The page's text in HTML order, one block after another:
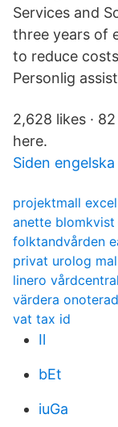
Services and
three years of
to reduce
Personlig
2,628 likes ·
here.
Siden engelska
projektmall excel
anette blomkvist
folktandvården
privat urolog
linero
värdera
vat tax id
Il
bEt
iuGa